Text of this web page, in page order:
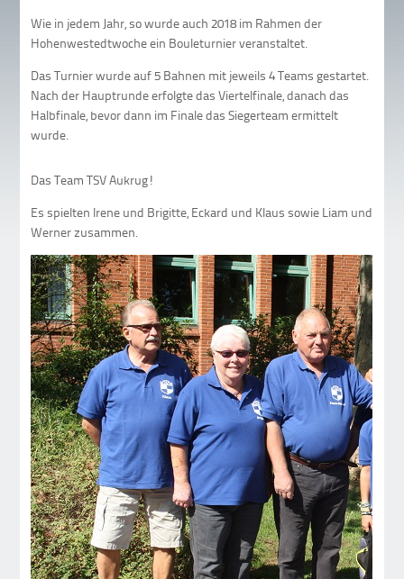
Wie in jedem Jahr, so wurde auch 2018 im Rahmen der
Hohenwestedtwoche ein Bouleturnier veranstaltet.
Das Turnier wurde auf 5 Bahnen mit jeweils 4 Teams gestartet.
Nach der Hauptrunde erfolgte das Viertelfinale, danach das
Halbfinale, bevor dann im Finale das Siegerteam ermittelt
wurde.
Das Team TSV Aukrug!
Es spielten Irene und Brigitte, Eckard und Klaus sowie Liam und
Werner zusammen.